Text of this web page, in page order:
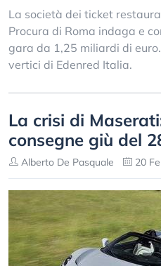
La società dei ticket
Procura di Roma indaga e
gara da 1,25 miliardi di
vertici di Edenred Italia.
La crisi di
consegne giù del
Alberto De Pasquale 20